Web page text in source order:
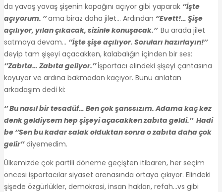
da yavaş yavaş şişenin kapağını açıyor gibi yaparak ‘’İşte
açıyorum. ’’ama biraz daha jilet… Ardından ‘’Evett!… Şişe
açılıyor, yılan çıkacak, sizinle konuşacak.’’ Bu arada jilet
satmaya devam… ‘’İşte şişe açılıyor. Soruları hazırlayın!’’
deyip tam şişeyi açacakken, kalabalığın içinden bir ses:
‘’Zabıta… Zabıta geliyor.’’İşportacı elindeki şişeyi çantasına
koyuyor ve ardına bakmadan kaçıyor. Bunu anlatan
arkadaşım dedi ki:
‘’ Bu nasıl bir tesadüf… Ben çok şanssızım. Adama kaç kez
denk geldiysem hep şişeyi açacakken zabıta geldi.’’ Hadi
be ‘’Sen bu kadar salak olduktan sonra o zabıta daha çok
gelir’’diyemedim.
Ülkemizde çok partili döneme geçişten itibaren, her seçim
öncesi işportacılar siyaset arenasında ortaya çıkıyor. Elindeki
şişede özgürlükler, demokrasi, insan hakları, refah…vs gibi